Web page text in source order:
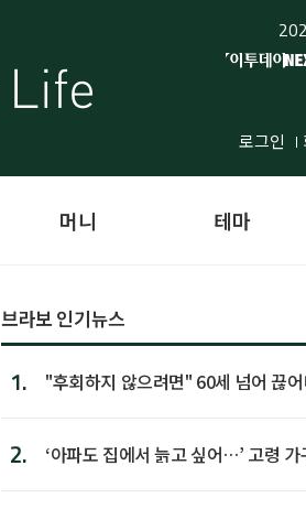
로그인
머니 테마
브라보 인기뉴스
1.
"후회하지 않으려면" 60세 넘어 끊
2.
‘아파도 집에서 늙고 싶어…’ 고령